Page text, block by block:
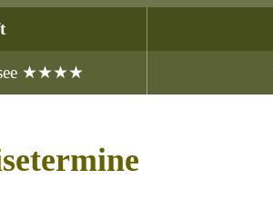
★★★★